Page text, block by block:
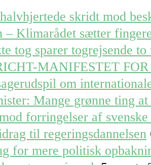
skridt mod
Klimarådet sætter
tog sparer togrejsende
MANIFESTET
om
Mange grønne ting
forringelser af
til regeringsdannelsen
for mere politisk